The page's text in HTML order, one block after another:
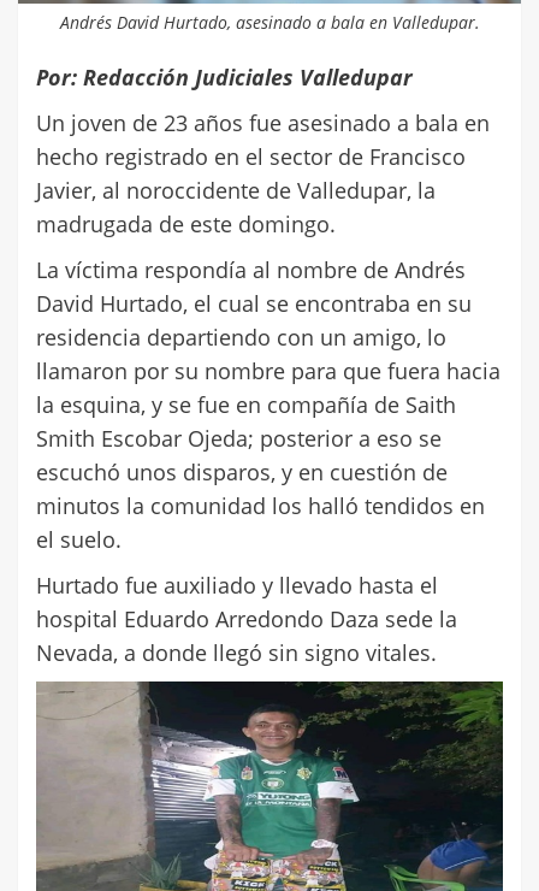
Andrés David Hurtado, asesinado a bala en Valledupar.
Por: Redacción Judiciales Valledupar
Un joven de 23 años fue asesinado a bala en
hecho registrado en el sector de Francisco
Javier, al noroccidente de Valledupar, la
madrugada de este domingo.
La víctima respondía al nombre de Andrés
David Hurtado, el cual se encontraba en su
residencia departiendo con un amigo, lo
llamaron por su nombre para que fuera hacia
la esquina, y se fue en compañía de Saith
Smith Escobar Ojeda; posterior a eso se
escuchó unos disparos, y en cuestión de
minutos la comunidad los halló tendidos en
el suelo.
Hurtado fue auxiliado y llevado hasta el
hospital Eduardo Arredondo Daza sede la
Nevada, a donde llegó sin signo vitales.